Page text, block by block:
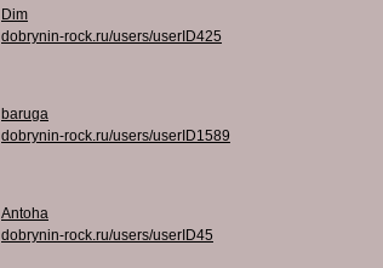
Dim
dobrynin-rock.ru/users/userID425
baruga
dobrynin-rock.ru/users/userID1589
Antoha
dobrynin-rock.ru/users/userID45